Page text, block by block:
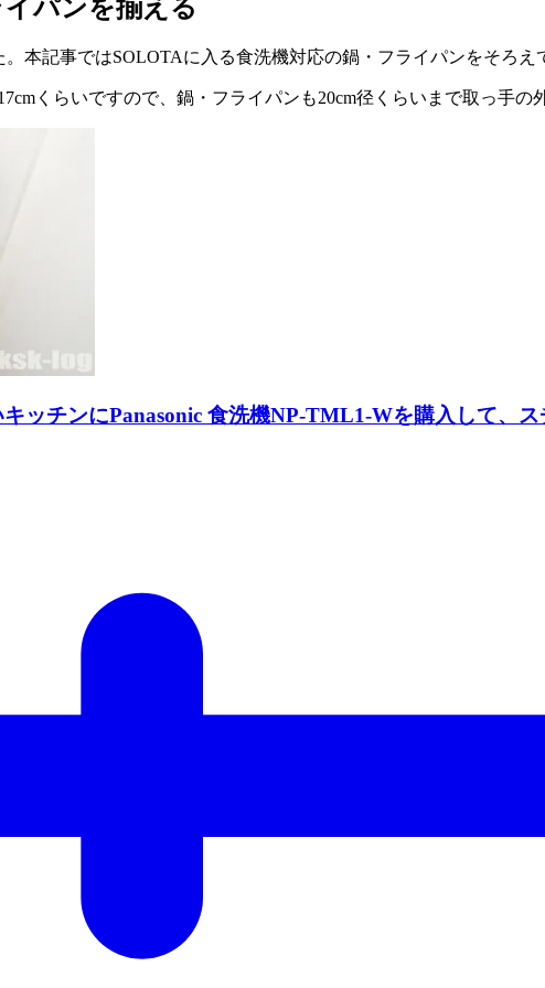
パンを揃える
本記事ではSOLOTAに入る食洗機対応の鍋・フライパンをそろえ
くらいですので、鍋・フライパンも20cm径くらいまで取っ手の
ッチンにPanasonic 食洗機NP-TML1-Wを購入して、